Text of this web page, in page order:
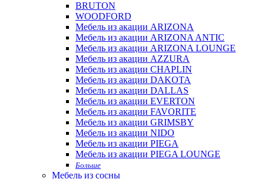
BRUTON
WOODFORD
Мебель из акации ARIZONA
Мебель из акации ARIZONA ANTIC
Мебель из акации ARIZONA LOUNGE
Мебель из акации AZZURA
Мебель из акации CHAPLIN
Мебель из акации DAKOTA
Мебель из акации DALLAS
Мебель из акации EVERTON
Мебель из акации FAVORITE
Мебель из акации GRIMSBY
Мебель из акации NIDO
Мебель из акации PIEGA
Мебель из акации PIEGA LOUNGE
Больше
Мебель из сосны